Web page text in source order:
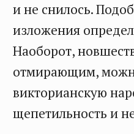
и не снилось.
изложения
Наоборот,
отмирающим,
викторианскую
щепетильность и